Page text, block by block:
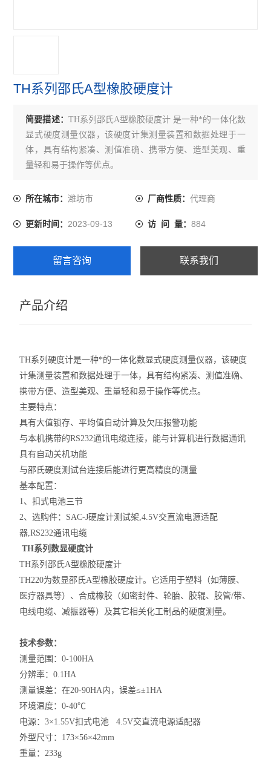
TH系列邵氏A型橡胶硬度计
简要描述： TH系列邵氏A型橡胶硬度计 是一种*的一体化数
显式硬度测量仪器，该硬度计集测量装置和数据处理于一
体，具有结构紧凑、测值准确、携带方便、造型美观、重
量轻和易于操作等优点。
所在城市： 潍坊市 厂商性质： 代理商
更新时间：2023-09-13 访 问 量： 884
留言咨询 联系我们
产品介绍
TH系列硬度计是一种*的一体化数显式硬度测量仪器，该硬度
计集测量装置和数据处理于一体，具有结构紧凑、测值准确、
携带方便、造型美观、重量轻和易于操作等优点。
主要特点：
具有大值锁存、平均值自动计算及欠压报警功能
与本机携带的RS232通讯电缆连接，能与计算机进行数据通讯
具有自动关机功能
与邵氏硬度测试台连接后能进行更高精度的测量
基本配置：
1、扣式电池三节
2、选购件：SAC-J硬度计测试架,4.5V交直流电源适配
器,RS232通讯电缆
TH系列数显硬度计
TH系列邵氏A型橡胶硬度计
TH220为数显邵氏A型橡胶硬度计。它适用于塑料（如薄膜、
医疗器具等）、合成橡胶（如密封件、轮胎、胶辊、胶管/带、
电线电缆、减振器等）及其它相关化工制品的硬度测量。
技术参数：
测量范围：0-100HA
分辨率：0.1HA
测量误差：在20-90HA内，误差≤±1HA
环境温度：0-40℃
电源：3×1.55V扣式电池 4.5V交直流电源适配器
外型尺寸：173×56×42mm
重量：233g